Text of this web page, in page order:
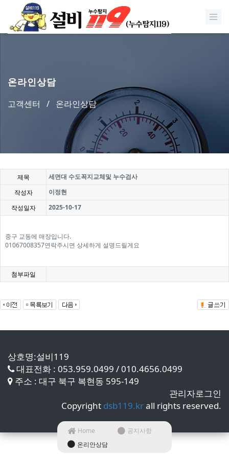
온라인상담
고객센터 / 온라인상담
제목
세면대 수도꼭지교체및 누수검사
작성자
이정현
작성일자
2025-10-17
중구 교동에 매장입니다.
01067008357연락주시면 상세하게 설명드릴게요
첨부파일
상호명:설비119
대표전화 : 053.959.0499 / 010.4656.0499
주소 : 대구 북구 복현동 595-149
관리자로그인
Copyright dsb119.krall rights reserved.
Home
공지사항
온리안상담